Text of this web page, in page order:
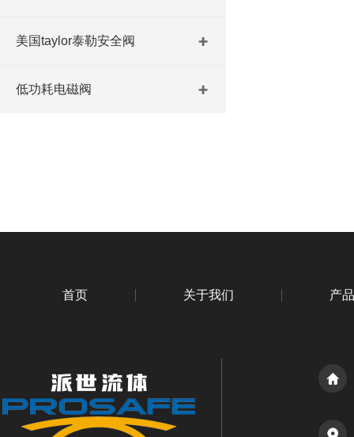
美国taylor泰勒安全阀
低功耗电磁阀
首页 关于我们 产